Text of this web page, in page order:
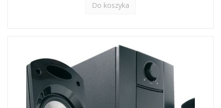
Do koszyka